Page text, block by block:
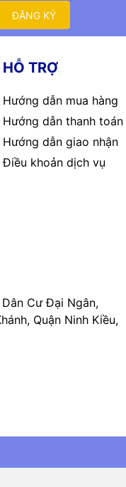
ĐĂNG KÝ
HỖ TRỢ
Hướng dẫn mua hàng
Hướng dẫn thanh toán
Hướng dẫn giao nhận
Điều khoản dịch vụ
Cư Đại Ngân,
Quận Ninh Kiều,